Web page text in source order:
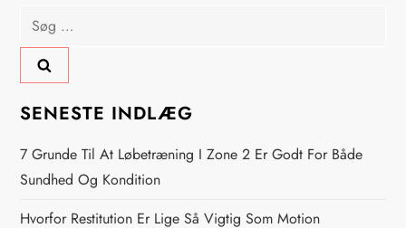
l
æ
g
s
n
Søg
efter:
SENESTE INDLÆG
7 Grunde Til At Løbetræning I Zone 2 Er Godt For Både
Sundhed Og Kondition
Hvorfor Restitution Er Lige Så Vigtig Som Motion